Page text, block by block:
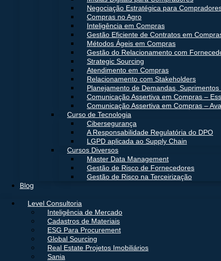
Negociação Estratégica para
Compras no Agro
Inteligência em Compras
Gestão Eficiente de Contratos em
Métodos Ágeis em Compras
Gestão do Relacionamento com
Strategic Sourcing
Atendimento em Compras
Relacionamento com Stakeholders
Planejamento de Demandas,
Comunicação Assertiva em Compras –
Comunicação Assertiva em Compras –
Curso de Tecnologia
Cibersegurança
A Responsabilidade Regulatória do DPO
LGPD aplicada ao Supply Chain
Cursos Diversos
Master Data Management
Gestão de Risco de Fornecedores
Gestão de Risco na Terceirização
Blog
Level Consultoria
Inteligência de Mercado
Cadastros de Materiais
ESG Para Procurement
Global Sourcing
Real Estate Projetos Imobiliários
Sania